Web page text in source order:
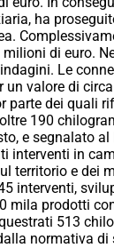
ha
di euro.
Le
valore di
parte dei quali
190
e segnalato
interventi in
territorio e dei
interventi,
mila prodotti
513
normativa di